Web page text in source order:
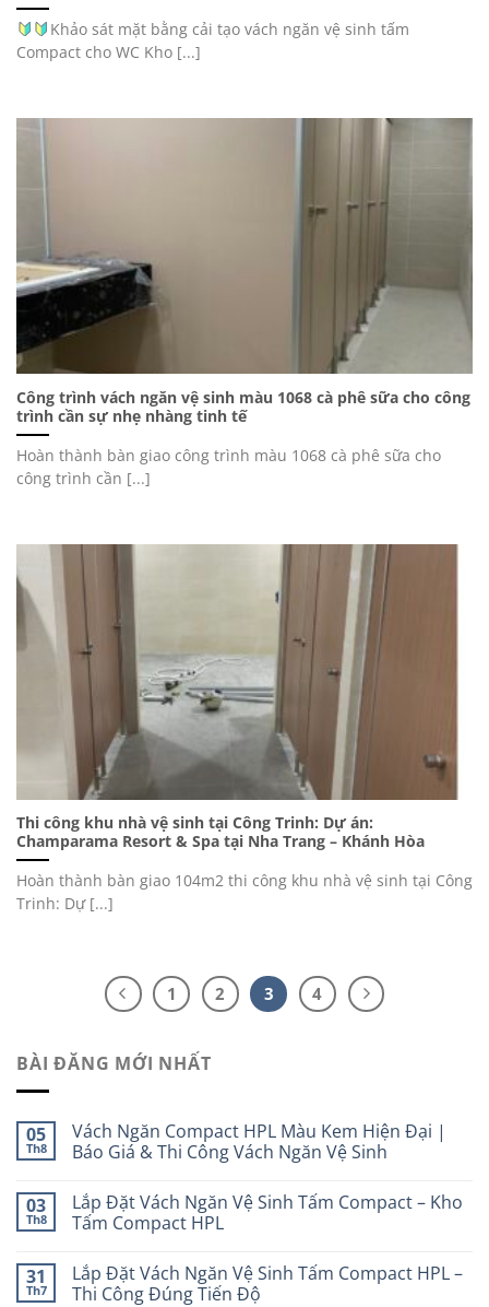
Khảo sát mặt bằng cải tạo vách ngăn vệ sinh tấm
Compact cho WC Kho [...]
Công trình vách ngăn vệ sinh màu 1068 cà phê sữa cho công
trình cần sự nhẹ nhàng tinh tế
Hoàn thành bàn giao công trình màu 1068 cà phê sữa cho
công trình cần [...]
Thi công khu nhà vệ sinh tại Công Trinh: Dự án:
Champarama Resort & Spa tại Nha Trang – Khánh Hòa
Hoàn thành bàn giao 104m2 thi công khu nhà vệ sinh tại Công
Trinh: Dự [...]
1 2 3 4
BÀI ĐĂNG MỚI NHẤT
05
Th8
Vách Ngăn Compact HPL Màu Kem Hiện Đại |
Báo Giá & Thi Công Vách Ngăn Vệ Sinh
03
Th8
Lắp Đặt Vách Ngăn Vệ Sinh Tấm Compact – Kho
Tấm Compact HPL
31
Th7
Lắp Đặt Vách Ngăn Vệ Sinh Tấm Compact HPL –
Thi Công Đúng Tiến Độ